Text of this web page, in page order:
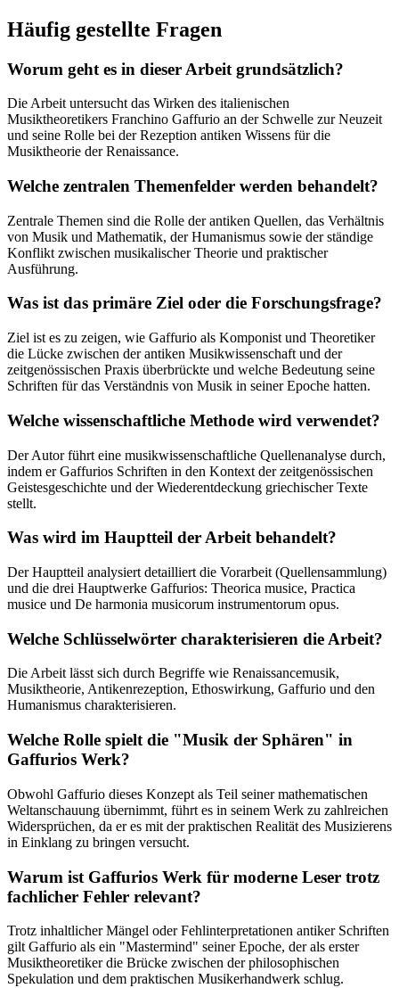
Häufig gestellte Fragen
Worum geht es in dieser Arbeit grundsätzlich?
Die Arbeit untersucht das Wirken des italienischen
Musiktheoretikers Franchino Gaffurio an der Schwelle zur Neuzeit
und seine Rolle bei der Rezeption antiken Wissens für die
Musiktheorie der Renaissance.
Welche zentralen Themenfelder werden behandelt?
Zentrale Themen sind die Rolle der antiken Quellen, das Verhältnis
von Musik und Mathematik, der Humanismus sowie der ständige
Konflikt zwischen musikalischer Theorie und praktischer
Ausführung.
Was ist das primäre Ziel oder die Forschungsfrage?
Ziel ist es zu zeigen, wie Gaffurio als Komponist und Theoretiker
die Lücke zwischen der antiken Musikwissenschaft und der
zeitgenössischen Praxis überbrückte und welche Bedeutung seine
Schriften für das Verständnis von Musik in seiner Epoche hatten.
Welche wissenschaftliche Methode wird verwendet?
Der Autor führt eine musikwissenschaftliche Quellenanalyse durch,
indem er Gaffurios Schriften in den Kontext der zeitgenössischen
Geistesgeschichte und der Wiederentdeckung griechischer Texte
stellt.
Was wird im Hauptteil der Arbeit behandelt?
Der Hauptteil analysiert detailliert die Vorarbeit (Quellensammlung)
und die drei Hauptwerke Gaffurios: Theorica musice, Practica
musice und De harmonia musicorum instrumentorum opus.
Welche Schlüsselwörter charakterisieren die Arbeit?
Die Arbeit lässt sich durch Begriffe wie Renaissancemusik,
Musiktheorie, Antikenrezeption, Ethoswirkung, Gaffurio und den
Humanismus charakterisieren.
Welche Rolle spielt die "Musik der Sphären" in
Gaffurios Werk?
Obwohl Gaffurio dieses Konzept als Teil seiner mathematischen
Weltanschauung übernimmt, führt es in seinem Werk zu zahlreichen
Widersprüchen, da er es mit der praktischen Realität des Musizierens
in Einklang zu bringen versucht.
Warum ist Gaffurios Werk für moderne Leser trotz
fachlicher Fehler relevant?
Trotz inhaltlicher Mängel oder Fehlinterpretationen antiker Schriften
gilt Gaffurio als ein "Mastermind" seiner Epoche, der als erster
Musiktheoretiker die Brücke zwischen der philosophischen
Spekulation und dem praktischen Musikerhandwerk schlug.